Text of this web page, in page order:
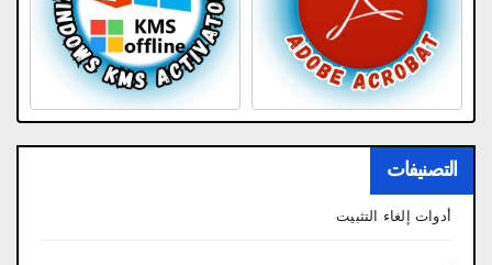
التصنيفات
أدوات إلغاء التثبيت